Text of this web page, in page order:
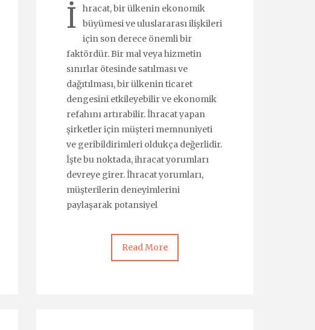
İ
hracat, bir ülkenin ekonomik
büyümesi ve uluslararası ilişkileri
için son derece önemli bir
faktördür. Bir mal veya hizmetin
sınırlar ötesinde satılması ve
dağıtılması, bir ülkenin ticaret
dengesini etkileyebilir ve ekonomik
refahını artırabilir. İhracat yapan
şirketler için müşteri memnuniyeti
ve geribildirimleri oldukça değerlidir.
İşte bu noktada, ihracat yorumları
devreye girer. İhracat yorumları,
müşterilerin deneyimlerini
paylaşarak potansiyel
Read More